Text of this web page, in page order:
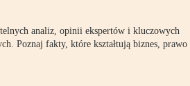
analiz, opinii ekspertów i kluczowych
Poznaj fakty, które kształtują biznes, prawo